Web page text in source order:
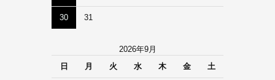
30 31
2026年9月
日
月 火 水 木 金 土